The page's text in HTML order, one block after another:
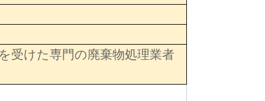
受けた専門の廃棄物処理業者